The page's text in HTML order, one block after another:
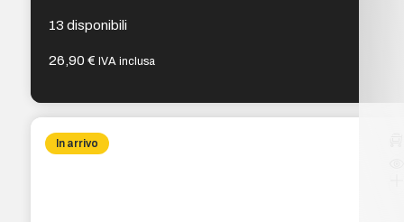
13 disponibili
26,90€ IVA inclusa
In arrivo